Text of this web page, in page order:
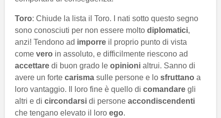
Toro: Chiude la lista il Toro. I nati sotto questo segno
sono conosciuti per non essere molto diplomatici,
anzi! Tendono ad imporre il proprio punto di vista
come vero in assoluto, e difficilmente riescono ad
accettare di buon grado le opinioni altrui. Sanno di
avere un forte carisma sulle persone e lo sfruttano a
loro vantaggio. Il loro fine è quello di comandare gli
altri e di circondarsi di persone accondiscendenti
che tengano elevato il loro ego.